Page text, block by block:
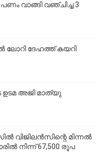
വാങ്ങി വഞ്ചിച്ച 3
ദേഹത്ത് കയറി
ഉടമ അജി മാത്യു
വിജിലൻസിന്റെ മിന്നല്‍
നിന്ന് 67,500 രൂപ